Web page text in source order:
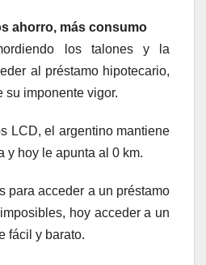
ahorro, más consumo
los talones y la
al préstamo hipotecario,
su imponente vigor.
LCD, el argentino mantiene
y hoy le apunta al 0 km.
para acceder a un préstamo
hoy acceder a un
fácil y barato.